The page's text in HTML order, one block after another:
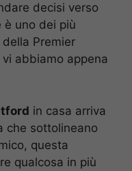
decisi verso
è uno dei più
Premier
abbiamo appena
in casa arriva
che sottolineano
questa
qualcosa in più